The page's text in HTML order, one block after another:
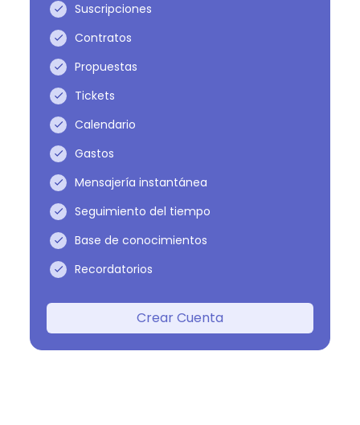
Suscripciones
Contratos
Propuestas
Tickets
Calendario
Gastos
Mensajería instantánea
Seguimiento del tiempo
Base de conocimientos
Recordatorios
Crear Cuenta